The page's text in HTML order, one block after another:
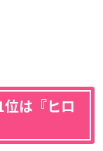
位は『ヒロ